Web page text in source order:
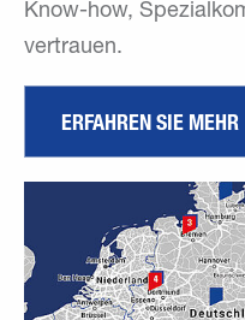
Know-how,
vertrauen.
ERFAHREN SIE MEHR